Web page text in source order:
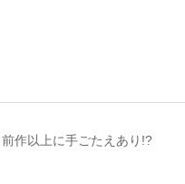
作以上に手ごたえあり!?